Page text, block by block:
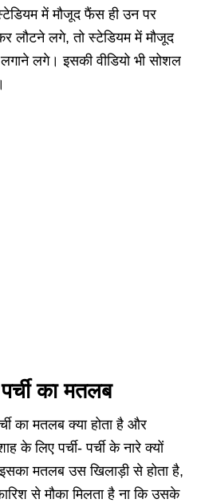
में मौजूद फैंस ही उन पर
लौटने लगे, तो स्टेडियम में मौजूद
लगाने लगे। इसकी वीडियो भी सोशल
पर्ची का मतलब
का मतलब क्या होता है और
के लिए पर्ची- पर्ची के नारे क्यों
मतलब उस खिलाड़ी से होता है,
से मौका मिलता है ना कि उसके